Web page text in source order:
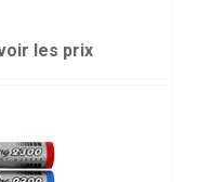
les prix